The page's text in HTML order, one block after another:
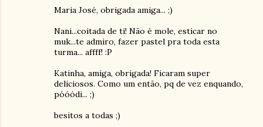
Maria José, obrigada amiga... ;)
Nani...coitada de ti! Não é mole, esticar no
muk...te admiro, fazer pastel pra toda esta
turma... affff! :P
Katinha, amiga, obrigada! Ficaram super
deliciosos. Como um então, pq de vez enquando,
póóódi... ;)
besitos a todas ;)